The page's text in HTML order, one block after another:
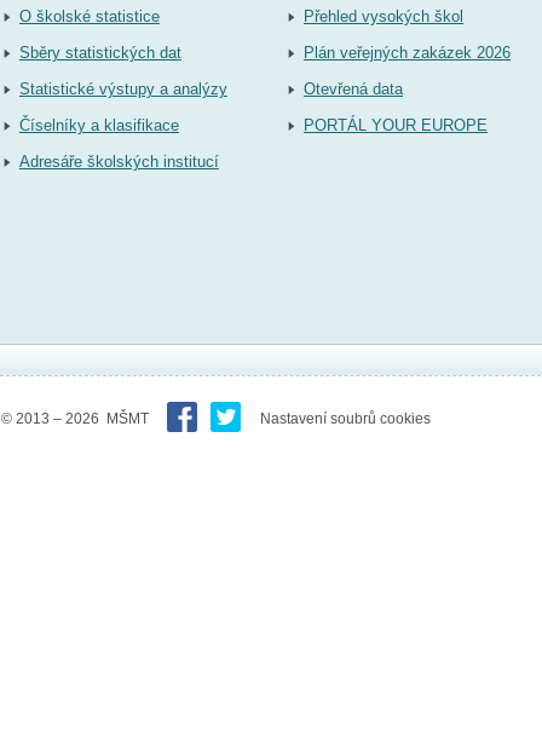
O školské statistice
Sběry statistických dat
Statistické výstupy a analýzy
Číselníky a klasifikace
Adresáře školských institucí
Přehled vysokých škol
Plán veřejných zakázek 2026
Otevřená data
PORTÁL YOUR EUROPE
© 2013 – 2026 MŠMT Nastavení soubrů cookies